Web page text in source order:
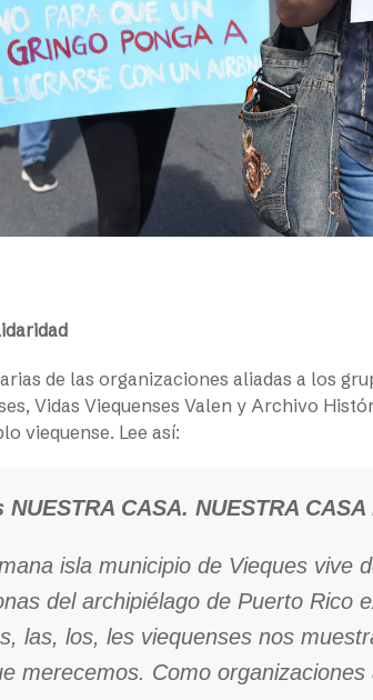
de las organizaciones aliadas a los
Vidas Viequenses Valen y Archivo
viequense. Lee así:
CASA. NUESTRA
isla municipio de Vieques vive
del archipiélago de Puerto Rico
las, los, les viequenses nos
merecemos. Como